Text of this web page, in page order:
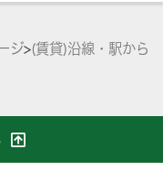
ジ>(賃貸)沿線・駅から